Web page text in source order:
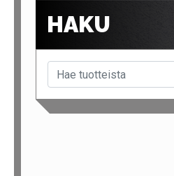
HAKU